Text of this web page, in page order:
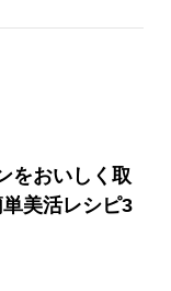
をおいしく取
美活レシピ3